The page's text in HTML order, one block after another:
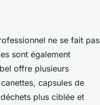
ne se fait pas
sont également
offre plusieurs
capsules de
plus ciblée et